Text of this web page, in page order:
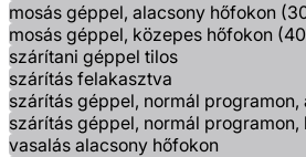
mosás géppel, alacsony hőfokon
mosás géppel, közepes hőfokon
szárítani géppel tilos
szárítás felakasztva
szárítás géppel, normál
szárítás géppel, normál
vasalás alacsony hőfokon